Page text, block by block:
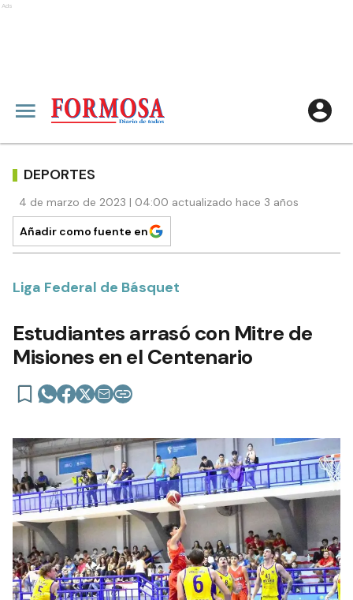
Ads
DEPORTES
4 de marzo de 2023 | 04:00 actualizado hace 3 años
Añadir como fuente en
Liga Federal de Básquet
Estudiantes arrasó con Mitre de
Misiones en el Centenario